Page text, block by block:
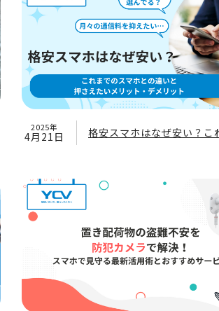
2025年
4月21日 格安スマホはなぜ安い？